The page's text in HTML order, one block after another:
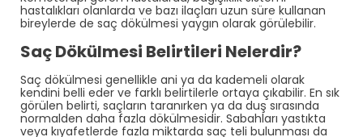
hastalıkları olanlarda ve bazı ilaçları uzun süre kullanan
bireylerde de saç dökülmesi yaygın olarak görülebilir.
Saç Dökülmesi Belirtileri Nelerdir?
Saç dökülmesi genellikle ani ya da kademeli olarak
kendini belli eder ve farklı belirtilerle ortaya çıkabilir. En sık
görülen belirti, saçların taranırken ya da duş sırasında
normalden daha fazla dökülmesidir. Sabahları yastıkta
veya kıyafetlerde fazla miktarda saç teli bulunması da